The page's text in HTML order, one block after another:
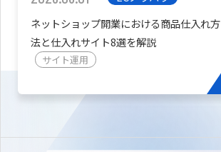
ネットショップ開業における商品仕入れ方
法と仕入れサイト8選を解説
サイト運用